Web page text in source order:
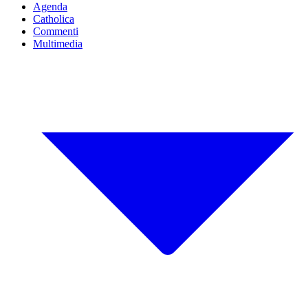
Agenda
Catholica
Commenti
Multimedia